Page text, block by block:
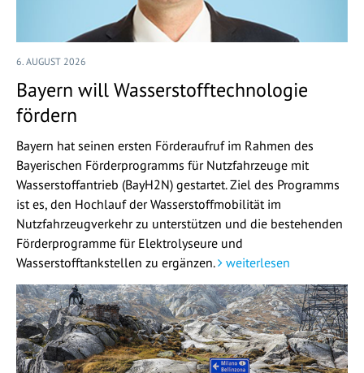
6. AUGUST 2026
Bayern will Wasserstofftechnologie
fördern
Bayern hat seinen ersten Förderaufruf im Rahmen des
Bayerischen Förderprogramms für Nutzfahrzeuge mit
Wasserstoffantrieb (BayH2N) gestartet. Ziel des Programms
ist es, den Hochlauf der Wasserstoffmobilität im
Nutzfahrzeugverkehr zu unterstützen und die bestehenden
Förderprogramme für Elektrolyseure und
Wasserstofftankstellen zu ergänzen.
weiterlesen